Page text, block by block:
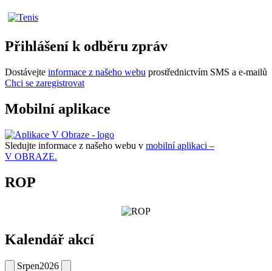
Přihlášení k odběru zpráv
Dostávejte informace z našeho webu prostřednictvím SMS a e-mailů
Chci se zaregistrovat
Mobilní aplikace
Sledujte informace z našeho webu v mobilní aplikaci –
V OBRAZE.
ROP
Kalendář akcí
Srpen2026